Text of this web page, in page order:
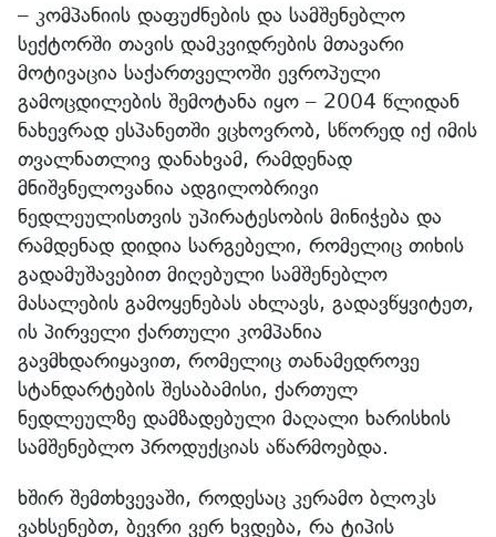
– კომპანიის დაფუძნების და სამშენებლო
სექტორში თავის დამკვიდრების მთავარი
მოტივაცია საქართველოში ევროპული
გამოცდილების შემოტანა იყო – 2004 წლიდან
ნახევრად ესპანეთში ვცხოვრობ, სწორედ იქ იმის
თვალნათლივ დანახვამ, რამდენად
მნიშვნელოვანია ადგილობრივი
ნედლეულისთვის უპირატესობის მინიჭება და
რამდენად დიდია სარგებელი, რომელიც თიხის
გადამუშავებით მიღებული სამშენებლო
მასალების გამოყენებას ახლავს, გადავწყვიტეთ,
ის პირველი ქართული კომპანია
გავმხდარიყავით, რომელიც თანამედროვე
სტანდარტების შესაბამისი, ქართულ
ნედლეულზე დამზადებული მაღალი ხარისხის
სამშენებლო პროდუქციას აწარმოებდა.
ხშირ შემთხვევაში, როდესაც კერამო ბლოკს
ვახსენებთ, ბევრი ვერ ხვდება, რა ტიპის